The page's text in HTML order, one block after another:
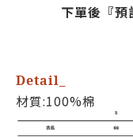
下單後『
Detail_
材質:100%棉